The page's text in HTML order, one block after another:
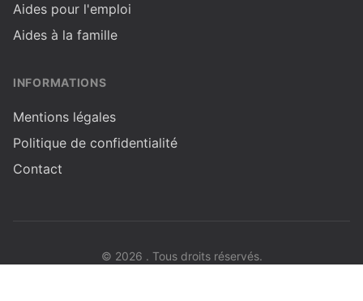
Aides pour l'emploi
Aides à la famille
INFORMATIONS
Mentions légales
Politique de confidentialité
Contact
© 2026 . Tous droits réservés.